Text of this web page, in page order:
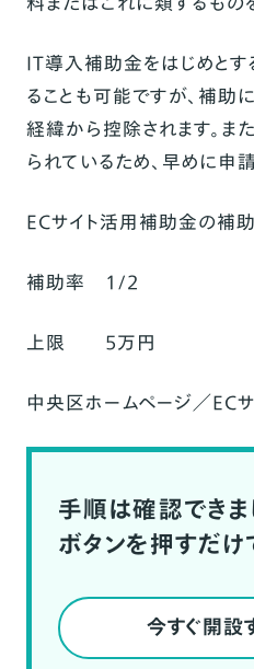
IT導入補助金をはじめと
ることも可能ですが、補
経緯から控除されます。ま
られているため、早めに申請
ECサイト活用補助金の補助
補助率 1/2
上限 5万円
中央区ホームページ／EC
手順は確認できま
ボタンを押すだけ
今すぐ開設